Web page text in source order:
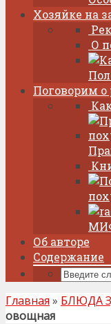
Хозяйке на
О
Поговорим о
Об авторе
Содержание
Главная » БЛЮДА
овощная